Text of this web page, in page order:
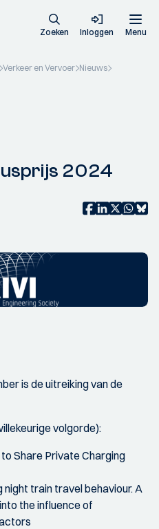
Zoeken Inloggen Menu
Verkeer en Vervoer Nieuws
2024
is de uitreiking van de
volgorde):
Share Private Charging
night train travel behaviour. A
the influence of